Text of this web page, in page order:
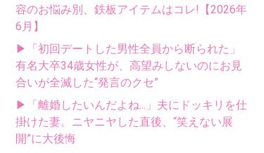
容のお悩み別、鉄板アイテムはコレ!【2026年
6月】
▶「初回デートした男性全員から断られた」
有名大卒34歳女性が、高望みしないのにお見
合いが全滅した“発言のクセ”
▶「離婚したいんだよね...」夫にドッキリを仕
掛けた妻。ニヤニヤした直後、“笑えない展
開”に大後悔